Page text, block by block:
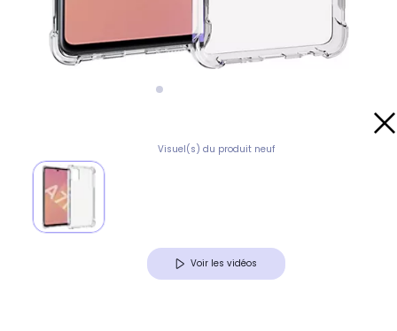
Visuel(s) du produit neuf
Voir les vidéos